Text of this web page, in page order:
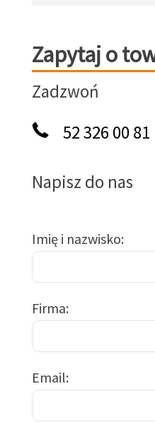
Zapytaj o towar
Zapytaj o
Zadzwoń
52 326 00 81
Napisz do nas
Imię i nazwisko
Firma
Email